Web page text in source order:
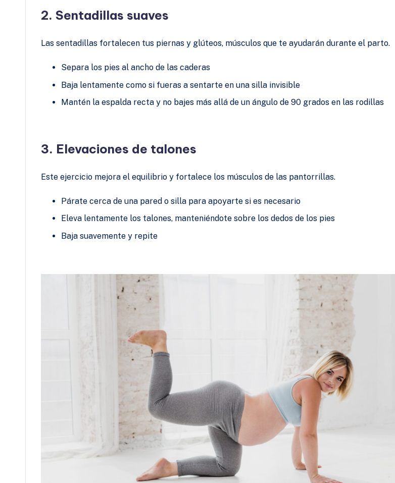
2. Sentadillas suaves
Las sentadillas fortalecen tus piernas y glúteos, músculos que te ayudarán durante el parto.
Separa los pies al ancho de las caderas
Baja lentamente como si fueras a sentarte en una silla invisible
Mantén la espalda recta y no bajes más allá de un ángulo de 90 grados en las rodillas
3. Elevaciones de talones
Este ejercicio mejora el equilibrio y fortalece los músculos de las pantorrillas.
Párate cerca de una pared o silla para apoyarte si es necesario
Eleva lentamente los talones, manteniéndote sobre los dedos de los pies
Baja suavemente y repite